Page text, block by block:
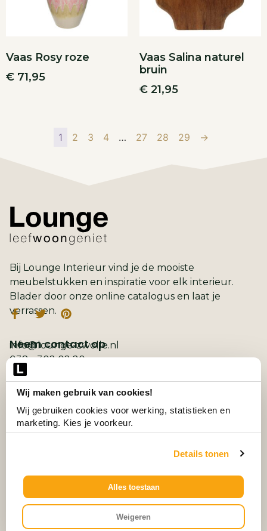
Wij maken gebruik van cookies!
Wij gebruiken cookies voor werking, statistieken en
marketing. Kies je voorkeur.
Details tonen
Alles toestaan
Weigeren
Vaas Rosy roze
€ 71,95
Vaas Salina naturel
bruin
€ 21,95
1 2 3 4 … 27 28 29 →
Bij Lounge Interieur vind je de mooiste
meubelstukken en inspiratie voor elk interieur.
Blader door onze online catalogus en laat je
verrassen.
Belangrijke links
2D ontwerp
3D ontwerp
Collectie
Neem contact op
info@lounge-zwolle.nl
038 - 302 02 20
Anthony Fokkerstraat 3, 8013 NS Zwolle
© Alle Rechten Voorbehouden.